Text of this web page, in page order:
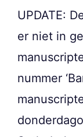
UPDATE:
er niet in
nummer